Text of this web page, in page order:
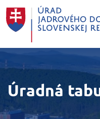
Úradná